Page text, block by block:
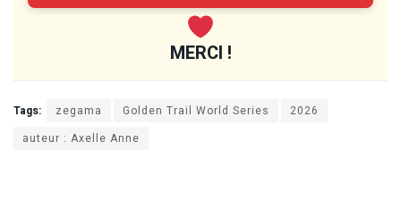
MERCI !
Tags: zegama Golden Trail World Series
2026
auteur : Axelle Anne